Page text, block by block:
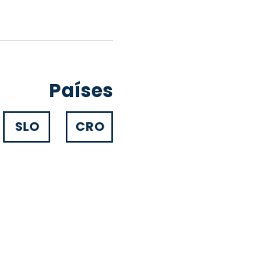
Países
SLO CRO